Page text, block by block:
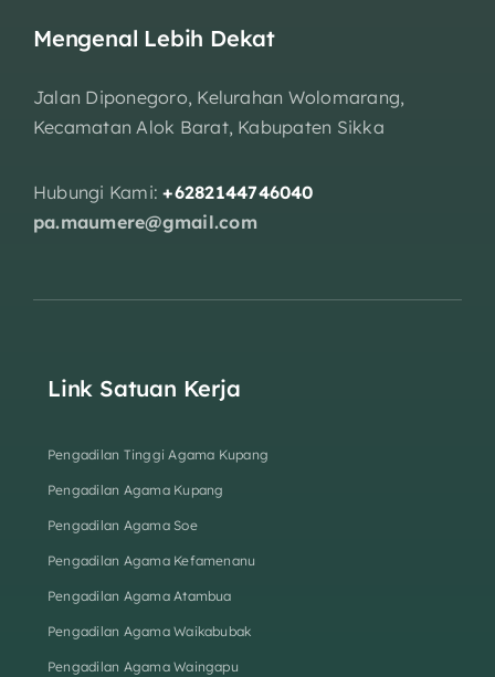
Mengenal Lebih Dekat
Jalan Diponegoro, Kelurahan Wolomarang,
Kecamatan Alok Barat, Kabupaten Sikka
Hubungi Kami:+6282144746040
pa.maumere@gmail.com
Link Satuan Kerja
Pengadilan Tinggi Agama Kupang
Pengadilan Agama Kupang
Pengadilan Agama Soe
Pengadilan Agama Kefamenanu
Pengadilan Agama Atambua
Pengadilan Agama Waikabubak
Pengadilan Agama Waingapu